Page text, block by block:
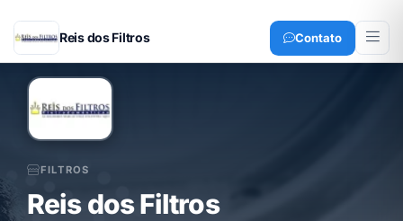
Reis dos Filtros Contato
FILTROS
Reis dos Filtros